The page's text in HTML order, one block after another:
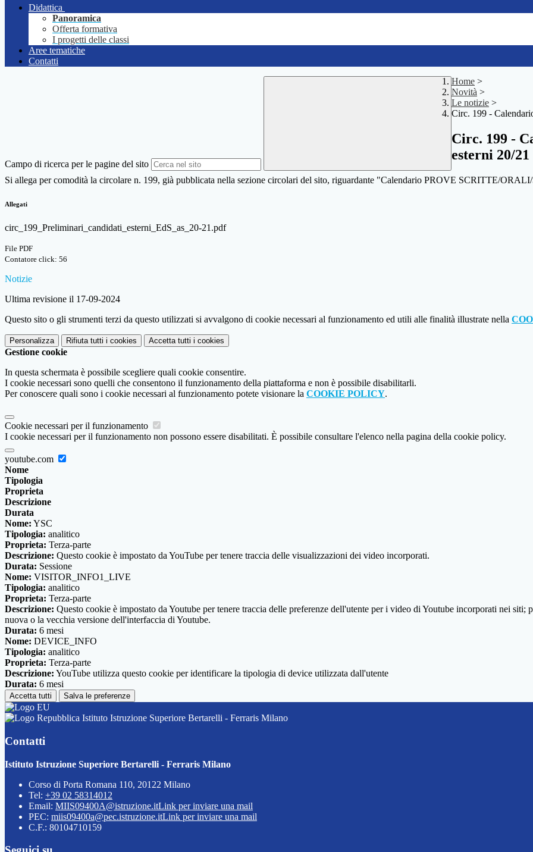
Didattica
Panoramica
Offerta formativa
I progetti delle classi
Aree tematiche
Contatti
Campo di ricerca per le pagine del sito
Home >
Novità >
Le notizie >
Circ. 199 -
Circ. 199 -
esterni 20/21
Si allega per comodità la circolare n. 199, già pubblicata nella sezione circolari del sito, riguardante "Calendario PROVE SCRITTE/
Allegati
circ_199_Preliminari_candidati_esterni_EdS_as_20-21.pdf
File PDF
Contatore click: 56
Notizie
Ultima revisione il 17-09-2024
Questo sito o gli strumenti terzi da questo utilizzati si avvalgono di cookie necessari al funzionamento ed utili alle finalità illustrate nella
Personalizza Rifiuta tutti i cookies Accetta tutti i cookies
Gestione cookie
In questa schermata è possibile scegliere quali cookie consentire.
I cookie necessari sono quelli che consentono il funzionamento della piattaforma e non è possibile disabilitarli.
Per conoscere quali sono i cookie necessari al funzionamento potete visionare la COOKIE POLICY.
Cookie necessari per il funzionamento
I cookie necessari per il funzionamento non possono essere disabilitati. È possibile consultare l'elenco nella pagina della cookie policy.
youtube.com
Nome
Tipologia
Proprieta
Descrizione
Durata
Nome: YSC
Tipologia: analitico
Proprieta: Terza-parte
Descrizione: Questo cookie è impostato da YouTube per tenere traccia delle visualizzazioni dei video incorporati.
Durata: Sessione
Nome: VISITOR_INFO1_LIVE
Tipologia: analitico
Proprieta: Terza-parte
Descrizione: Questo cookie è impostato da Youtube per tenere traccia delle preferenze dell'utente per i video di Youtube incorporati nei
nuova o la vecchia versione dell'interfaccia di Youtube.
Durata: 6 mesi
Nome: DEVICE_INFO
Tipologia: analitico
Proprieta: Terza-parte
Descrizione: YouTube utilizza questo cookie per identificare la tipologia di device utilizzata dall'utente
Durata: 6 mesi
Accetta tutti Salva le preferenze
Istituto Istruzione Superiore Bertarelli - Ferraris Milano
Contatti
Istituto Istruzione Superiore Bertarelli - Ferraris Milano
Corso di Porta Romana 110, 20122 Milano
Tel: +39 02 58314012
Email: MIIS09400A@istruzione.itLink per inviare una mail
PEC: miis09400a@pec.istruzione.itLink per inviare una mail
C.F.: 80104710159